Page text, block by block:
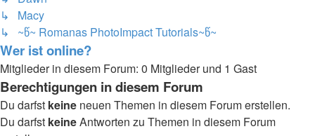
↳ Macy
↳ ~წ~ Romanas PhotoImpact Tutorials~წ~
Wer ist online?
Mitglieder in diesem Forum: 0 Mitglieder und 1 Gast
Berechtigungen in diesem Forum
Du darfst keine neuen Themen in diesem Forum erstellen.
Du darfst keineAntworten zu Themen in diesem Forum